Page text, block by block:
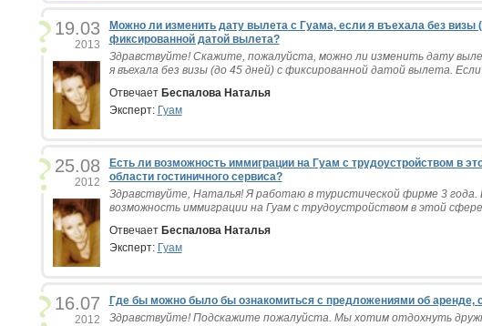
19.03
2013
Можно ли изменить дату вылета с Гуама, если я въехала без визы
фиксированной датой вылета?
Здравствуйте! Скажите, пожалуйста, можно ли изменить дату
я въехала без визы (до 45 дней) с фиксированной датой вылета. Если
Отвечает Беспалова Наталья
Эксперт: Гуам
25.08
2012
Есть ли возможность иммиграции на Гуам с трудоустройством в
области гостиничного сервиса?
Здравствуйте, Наталья! Я работаю в туристической фирме 3 года.
возможность иммиграции на Гуам с трудоустройством в этой
Отвечает Беспалова Наталья
Эксперт: Гуам
16.07
2012
Где бы можно было бы ознакомиться с предложениями об аренде,
Здравствуйте! Подскажите пожалуйста. Мы хотим отдохнуть